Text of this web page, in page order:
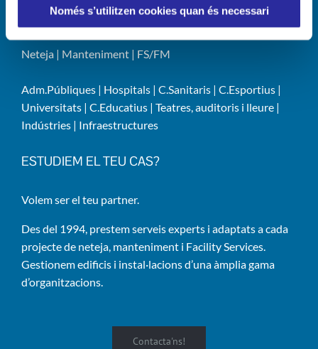
Només s’utilitzen cookies quan és necessari
LÍNIES DE NEGOCI
Neteja | Manteniment | FS/FM
Adm.Públiques | Hospitals | C.Sanitaris | C.Esportius |
Universitats | C.Educatius | Teatres, auditoris i lleure |
Indústries | Infraestructures
ESTUDIEM EL TEU CAS?
Volem ser el teu partner.
Des del 1994, prestem serveis experts i adaptats a cada
projecte de neteja, manteniment i Facility Services.
Gestionem edificis i instal·lacions d’una àmplia gama
d’organitzacions.
Contacta'ns!